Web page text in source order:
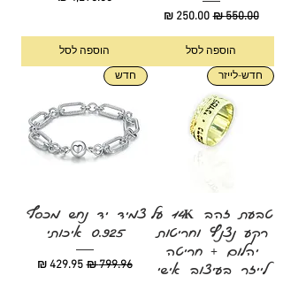
מחיר רגיל‏550.00 ‏₪ מחיר מבצע‏250.00 ‏₪
הוספה לסל
הוספה לסל
חדש-לייזר
טבעת זהב 14K על
רקע נצנץ וחריטות
יהלום + חריטה
לייזר בעיצוב אישי
חדש
צמיד יד נחש מכסף
0.925 איכותי
מחיר רגיל‏799.96 ‏₪ מחיר מבצע‏429.95 ‏₪